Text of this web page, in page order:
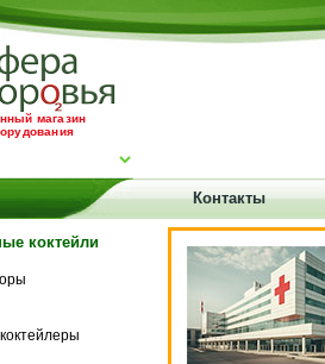
магазин
Контакты
коктейли